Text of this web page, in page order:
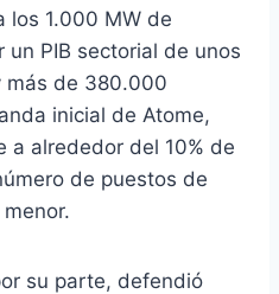
los 1.000 MW de
PIB sectorial de unos
más de 380.000
inicial de Atome,
a alrededor del 10% de
de puestos de
su parte, defendió